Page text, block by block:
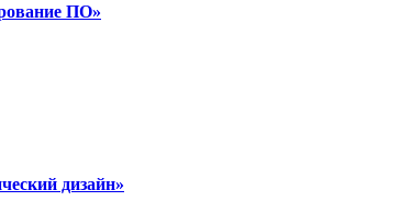
ПО»
дизайн»